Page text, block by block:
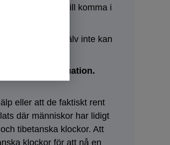
runt dig och vill komma i
något man själv inte kan
allvar.
din unika situation.
eller att de faktiskt rent
där människor har lidigt
tibetanska klockor. Att
klockor för att nå en